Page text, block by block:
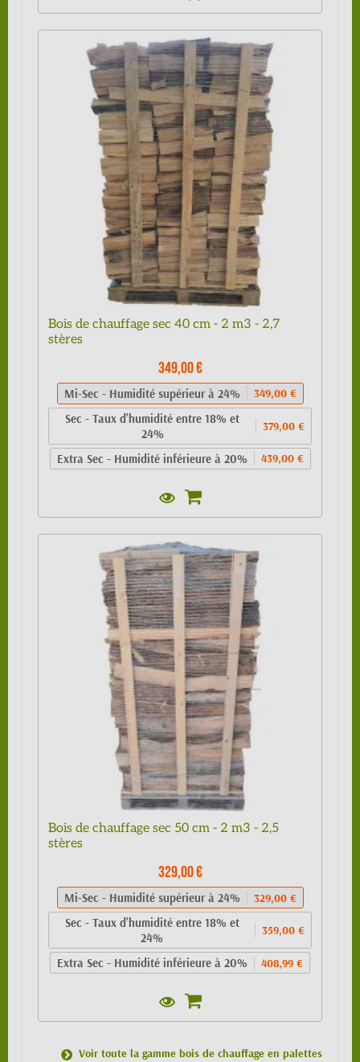
Bois de chauffage sec 40 cm - 2 m3 - 2,7
stères
349,00 €
Mi-Sec - Humidité supérieur à 24% 349,00 €
Sec - Taux d'humidité entre 18% et
24%
379,00 €
Extra Sec - Humidité inférieure à 20% 439,00 €
Bois de chauffage sec 50 cm - 2 m3 - 2,5
stères
329,00 €
Mi-Sec - Humidité supérieur à 24% 329,00 €
Sec - Taux d'humidité entre 18% et
24%
359,00 €
Extra Sec - Humidité inférieure à 20% 408,99 €
Voir toute la gamme bois de chauffage en palettes